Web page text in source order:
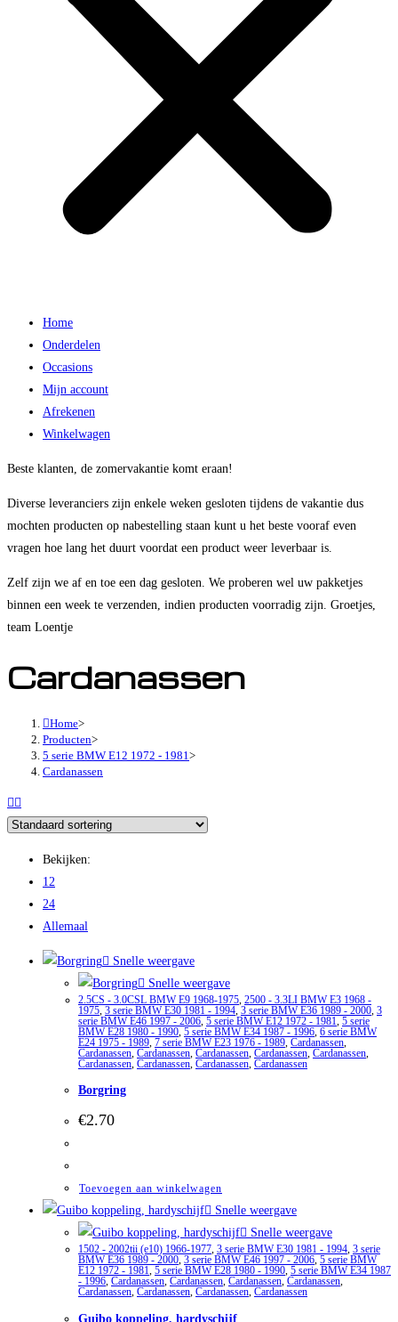
Home
Onderdelen
Occasions
Mijn account
Afrekenen
Winkelwagen
Beste klanten, de zomervakantie komt eraan!
Diverse leveranciers zijn enkele weken gesloten tijdens de vakantie dus
mochten producten op nabestelling staan kunt u het beste vooraf even
vragen hoe lang het duurt voordat een product weer leverbaar is.
Zelf zijn we af en toe een dag gesloten. We proberen wel uw pakketjes
binnen een week te verzenden, indien producten voorradig zijn. Groetjes,
team Loentje
Cardanassen
Home>
Producten>
5 serie BMW E12 1972 - 1981 >
Cardanassen
Bekijken:
12
24
Allemaal
Snelle weergave
Snelle weergave
2.5CS - 3.0CSL BMW E9 1968-1975, 2500 - 3.3LI BMW E3 1968 -
1975, 3 serie BMW E30 1981 - 1994, 3 serie BMW E36 1989 - 2000, 3
serie BMW E46 1997 - 2006, 5 serie BMW E12 1972 - 1981, 5 serie
BMW E28 1980 - 1990, 5 serie BMW E34 1987 - 1996, 6 serie BMW
E24 1975 - 1989, 7 serie BMW E23 1976 - 1989, Cardanassen,
Cardanassen, Cardanassen, Cardanassen, Cardanassen, Cardanassen,
Cardanassen, Cardanassen, Cardanassen, Cardanassen
Borgring
€2.70
Toevoegen aan winkelwagen
Snelle weergave
Snelle weergave
1502 - 2002tii (e10) 1966-1977, 3 serie BMW E30 1981 - 1994, 3 serie
BMW E36 1989 - 2000, 3 serie BMW E46 1997 - 2006, 5 serie BMW
E12 1972 - 1981, 5 serie BMW E28 1980 - 1990, 5 serie BMW E34 1987
- 1996, Cardanassen, Cardanassen, Cardanassen, Cardanassen,
Cardanassen, Cardanassen, Cardanassen, Cardanassen
Guibo koppeling, hardyschijf